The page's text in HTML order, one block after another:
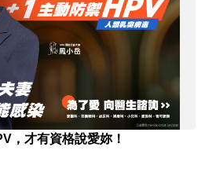
，才有資格說愛妳！